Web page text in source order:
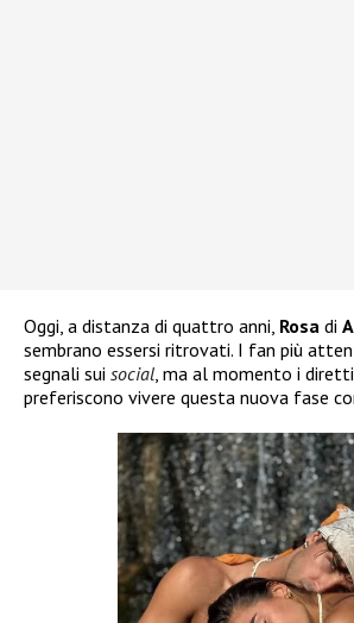
Oggi, a distanza di quattro anni, Rosa di
sembrano essersi ritrovati. I fan più
segnali sui social, ma al momento i
preferiscono vivere questa nuova fase